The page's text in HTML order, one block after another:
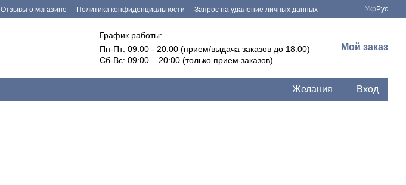
Отзывы о магазине Политика конфиденциальности
Запрос на удаление личных данных
Укр Рус
График работы:
Пн-Пт: 09:00 - 20:00 (прием/выдача заказов до 18:00)
Сб-Вс: 09:00 – 20:00 (только прием заказов)
Мой заказ
Желания Вход